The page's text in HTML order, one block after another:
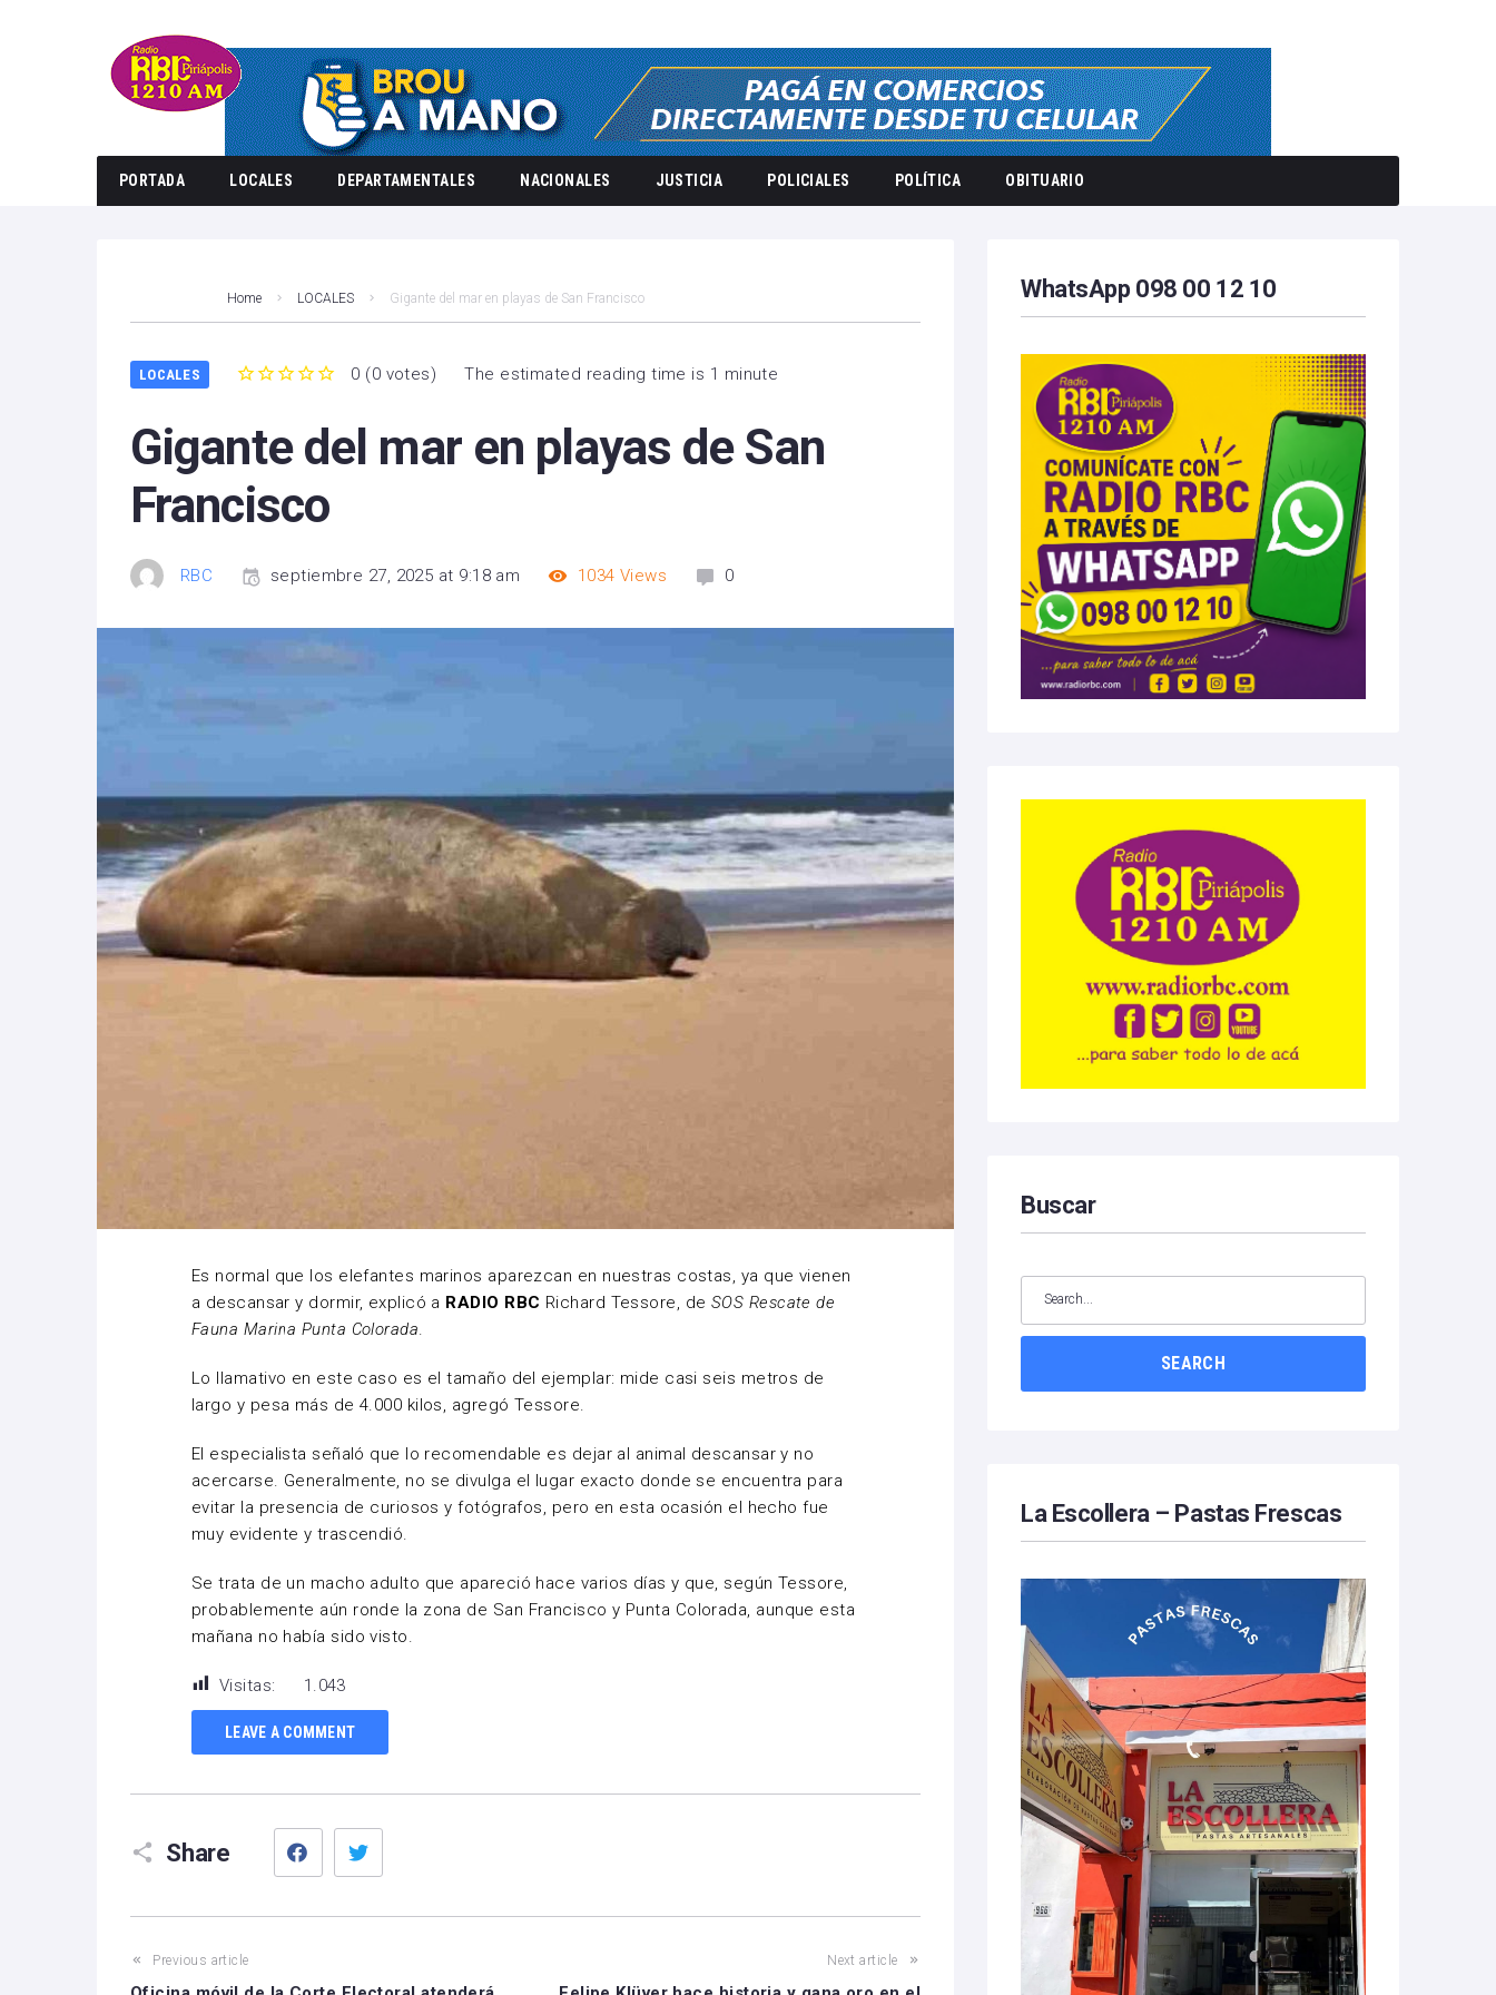
PORTADA LOCALES DEPARTAMENTALES NACIONALES JUSTICIA POLICIALES POLÍTICA OBITUARIO
Home LOCALES Gigante del mar en playas de San Francisco
LOCALES 0 (0 votes) The estimated reading time is 1 minute
Gigante del mar en playas de San
Francisco
RBC septiembre 27, 2025 at 9:18 am 1034 Views 0
Es normal que los elefantes marinos aparezcan en nuestras costas, ya que vienen
a descansar y dormir, explicó a RADIO RBC Richard Tessore, de SOS Rescate de
Fauna Marina Punta Colorada.
Lo llamativo en este caso es el tamaño del ejemplar: mide casi seis metros de
largo y pesa más de 4.000 kilos, agregó Tessore.
El especialista señaló que lo recomendable es dejar al animal descansar y no
acercarse. Generalmente, no se divulga el lugar exacto donde se encuentra para
evitar la presencia de curiosos y fotógrafos, pero en esta ocasión el hecho fue
muy evidente y trascendió.
Se trata de un macho adulto que apareció hace varios días y que, según Tessore,
probablemente aún ronde la zona de San Francisco y Punta Colorada, aunque esta
mañana no había sido visto.
Visitas: 1.043
LEAVE A COMMENT
Share
Facebook
Previous article Next article
WhatsApp 098 00 12 10
Buscar
SEARCH
La Escollera – Pastas Frescas